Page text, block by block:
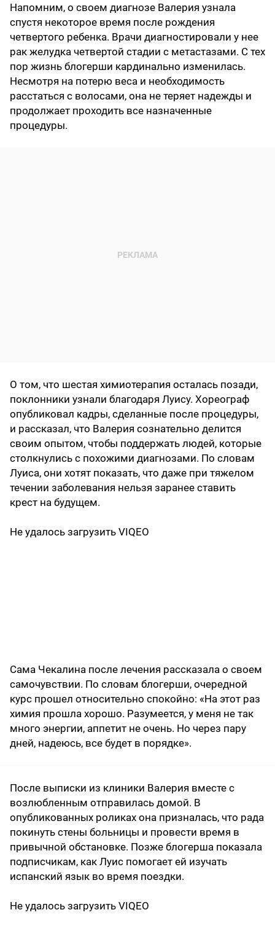
Напомним, о своем диагнозе Валерия узнала
спустя некоторое время после рождения
четвертого ребенка. Врачи диагностировали у нее
рак желудка четвертой стадии с метастазами. С тех
пор жизнь блогерши кардинально изменилась.
Несмотря на потерю веса и необходимость
расстаться с волосами, она не теряет надежды и
продолжает проходить все назначенные
процедуры.
О том, что шестая химиотерапия осталась позади,
поклонники узнали благодаря Луису. Хореограф
опубликовал кадры, сделанные после процедуры,
и рассказал, что Валерия сознательно делится
своим опытом, чтобы поддержать людей, которые
столкнулись с похожими диагнозами. По словам
Луиса, они хотят показать, что даже при тяжелом
течении заболевания нельзя заранее ставить
крест на будущем.
Не удалось загрузить VIQEO
Сама Чекалина после лечения рассказала о своем
самочувствии. По словам блогерши, очередной
курс прошел относительно спокойно: «На этот раз
химия прошла хорошо. Разумеется, у меня не так
много энергии, аппетит не очень. Но через пару
дней, надеюсь, все будет в порядке».
После выписки из клиники Валерия вместе с
возлюбленным отправилась домой. В
опубликованных роликах она призналась, что рада
покинуть стены больницы и провести время в
привычной обстановке. Позже блогерша показала
подписчикам, как Луис помогает ей изучать
испанский язык во время поездки.
Не удалось загрузить VIQEO